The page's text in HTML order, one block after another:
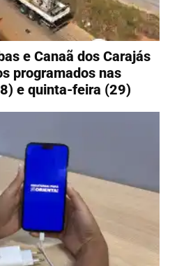
e Canaã dos Carajás
programados nas
e quinta-feira (29)